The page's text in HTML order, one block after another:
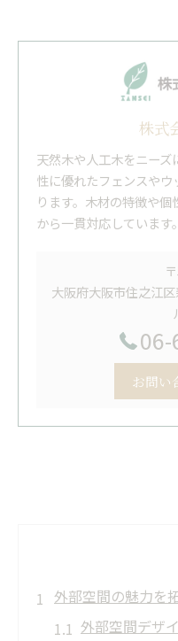
株式
天然木や人工木をニー
性に優れたフェンスや
ります。木材の特徴や
から一貫対応しています。
大阪府大阪市住之江
お問い
外部空間の魅力を
外部空間デザ